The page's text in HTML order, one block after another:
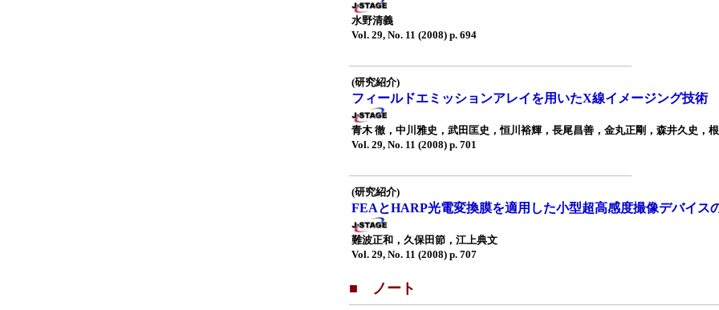
水野清義
Vol. 29, No. 11 (2008) p. 694
(研究紹介)
フィールドエミッションアレイを用いたX線イメージング技術
青木 徹，中川雅史，武田匡史，恒川裕輝，長尾昌善，金丸正剛，森井久史，
Vol. 29, No. 11 (2008) p. 701
(研究紹介)
FEAとHARP光電変換膜を適用した小型超高感度撮像デバイス
難波正和，久保田節，江上典文
Vol. 29, No. 11 (2008) p. 707
■ ノート